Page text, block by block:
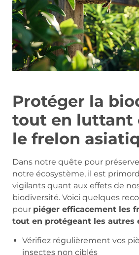
Protéger la
tout en luttant
le frelon
Dans notre quête pour
notre écosystème, il est
vigilants quant aux effets de
biodiversité. Voici quelques
pour piéger efficacement les
tout en protégeant les autres
Vérifiez régulièrement vos
insectes non ciblés